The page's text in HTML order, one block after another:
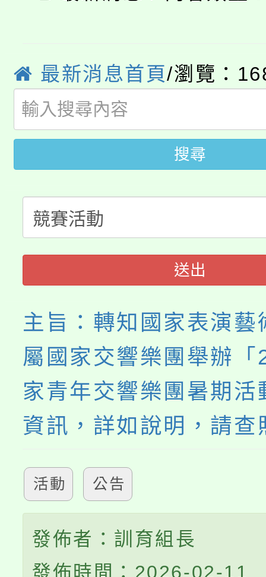
系所師生報名參加。
115年食農教育專業人
學籍身 分審查程序及
版
淨零綠領人才培育課程
公告本校115學年度第
代理(課)教師甄選結果(
「2026金融保險知識
桃園市115學年度學生
代理(課)教師甄選結果(
公告本校115學年度第
轉知中國文化大學推廣
《TA101》溝通分析基
程，歡迎學生輔導中心
心理、諮商輔導、社會
系所師生報名參加。
最新消息首頁/瀏覽：
搜尋
送出
主旨：轉知國家表演藝
屬國家交響樂團舉辦
家青年交響樂團暑期活
資訊，詳如說明，請查
活動 公告
發佈者：訓育組長
發佈時間：2026-02-11